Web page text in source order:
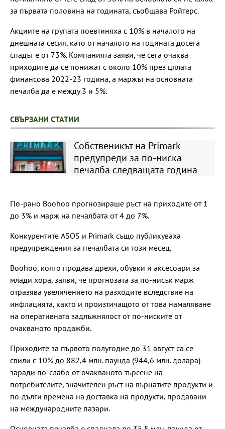
за първата половина на годината, съобщава Ройтерс.
Акциите на групата поевтиняха с 10% в началото на
днешната сесия, като от началото на годината досега
спадът е от 73%. Компанията заяви, че сега очаква
приходите да се понижат с около 10% през цялата
финансова 2022-23 година, а маржът на основната
печалба да е между 3 и 5%.
СВЪРЗАНИ СТАТИИ
Собственикът на Primark
предупреди за по-ниска
печалба следващата година
По-рано Boohoo прогнозираше ръст на приходите от 1
до 3% и марж на печалбата от 4 до 7%.
Конкурентите ASOS и Primark също публикуваха
предупреждения за печалбата си този месец.
Boohoo, която продава дрехи, обувки и аксесоари за
млади хора, заяви, че прогнозата за по-нисък марж
отразява увеличението на разходите вследствие на
инфлацията, както и произтичащото от това намаляване
на оперативната задлъжнялост от по-ниските от
очакваното продажби.
Приходите за първото полугодие до 31 август са се
свили с 10% до 882,4 млн. паунда (944,6 млн. долара)
заради по-слабо от очакваното търсене на
потребителите, значителен ръст на върнатите продукти и
по-дълги времена на доставка на продукти, продавани
на международните пазари.